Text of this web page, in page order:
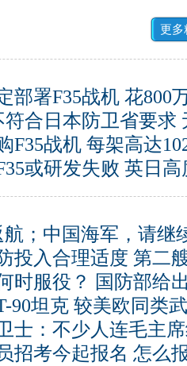
更多
部署F35战机 花800
符合日本防卫省要求
F35战机 每架高达
或研发失败 英日
航；中国海军，请继
投入合理适度 第二
时服役？ 国防部给
90坦克 较美欧同类
士：不少人连毛主
招考今起报名 怎么